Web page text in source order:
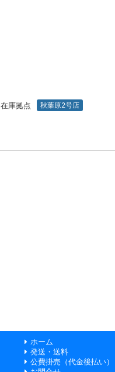
在庫拠点 秋葉原2号店
ホーム
発送・送料
公費掛売（代金後払い）